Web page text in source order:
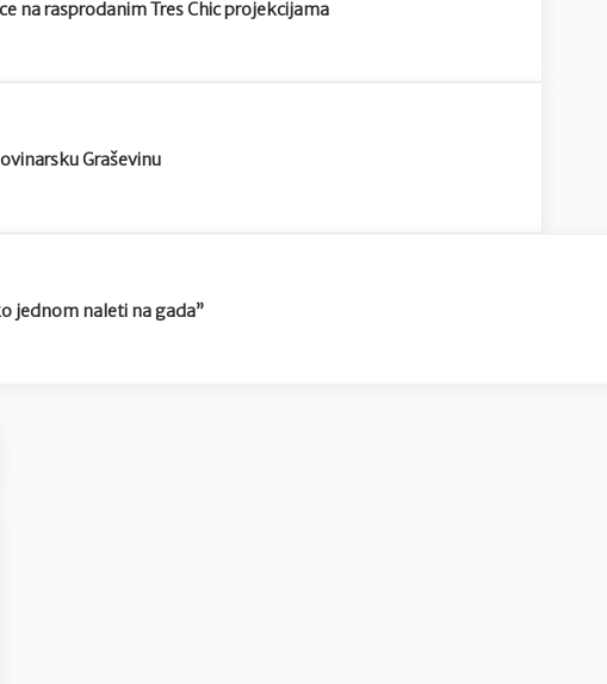
na rasprodanim Tres Chic projekcijama
Graševinu
jednom naleti na gada”